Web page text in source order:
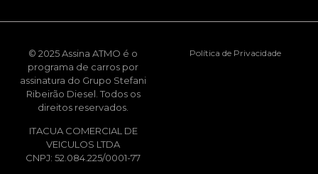
© 2025 Assina ATMO é o
programa de carros por
assinatura do Grupo Stefani
Ribeirão Diesel. Todos os
direitos reservados.
ITACUA COMERCIAL DE
VEICULOS LTDA
CNPJ: 52.084.225/0001-77
Política de Privacidade